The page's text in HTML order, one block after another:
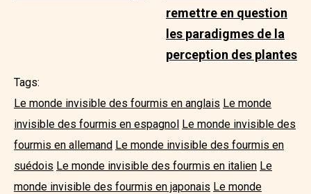
remettre en question
les paradigmes de la
perception des plantes
Tags:
Le monde invisible des fourmis en anglais Le monde
invisible des fourmis en espagnol Le monde invisible des
fourmis en allemand Le monde invisible des fourmis en
suédois Le monde invisible des fourmis en italien Le
monde invisible des fourmis en japonais Le monde